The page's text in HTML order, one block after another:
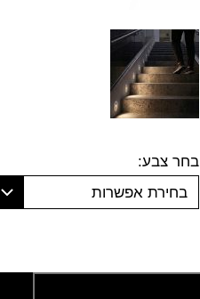
בחר צבע:
בחירת אפשרות